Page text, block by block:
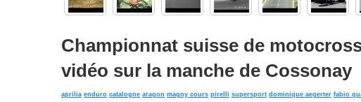
Championnat suisse de
vidéo sur la manche de Cossonay
aprilia enduro catalogne aragon magny cours pirelli supersport dominique aegerter fabio